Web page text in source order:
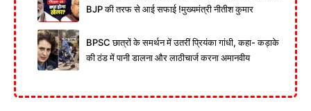
BJP की तरफ से आई सफाई !मुख्यमंत्री नीतीश कुमार
BPSC छात्रों के समर्थन में उतरीं प्रियंका गांधी, कहा- कड़ाके
की ठंड में पानी डालना और लाठीचार्ज करना अमानवीय